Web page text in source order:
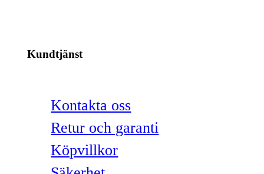
Kundtjänst
Kontakta oss
Retur och garanti
Köpvillkor